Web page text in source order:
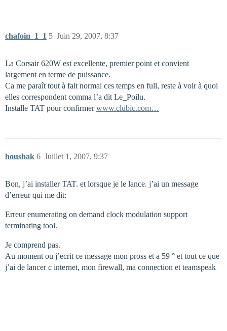
chafoin_1_1 Juin 29, 2007, 8:37
5
La Corsair 620W est excellente, premier point et convient
largement en terme de puissance.
Ca me paraît tout à fait normal ces temps en full, reste à voir à quoi
elles correspondent comma l’a dit Le_Poilu.
Installe TAT pour confirmerwww.clubic.com…
housbak Juillet 1, 2007, 9:37
6
Bon, j’ai installer TAT. et lorsque je le lance. j’ai un message
d’erreur qui me dit:
Erreur enumerating on demand clock modulation support
terminating tool.
Je comprend pas.
Au moment ou j’ecrit ce message mon pross et a 59 ° et tout ce que
j’ai de lancer c internet, mon firewall, ma connection et teamspeak